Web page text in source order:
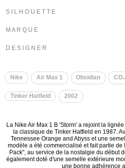
S I L H O U E T T E
M A R Q U E
D E S I G N E R
Nike Air Max 1 Obsidian
Tinker Hatfield 2002
La Nike Air Max 1 B 'Storm' a rejoint la
la classique de Tinker Hatfield en 1987.
Tennessee Orange and Abyss et une
modèle a été commercialisé et fait partie
Pack", au service de la nostalgie du début
également doté d'une semelle extérieure
une bonne adhérence